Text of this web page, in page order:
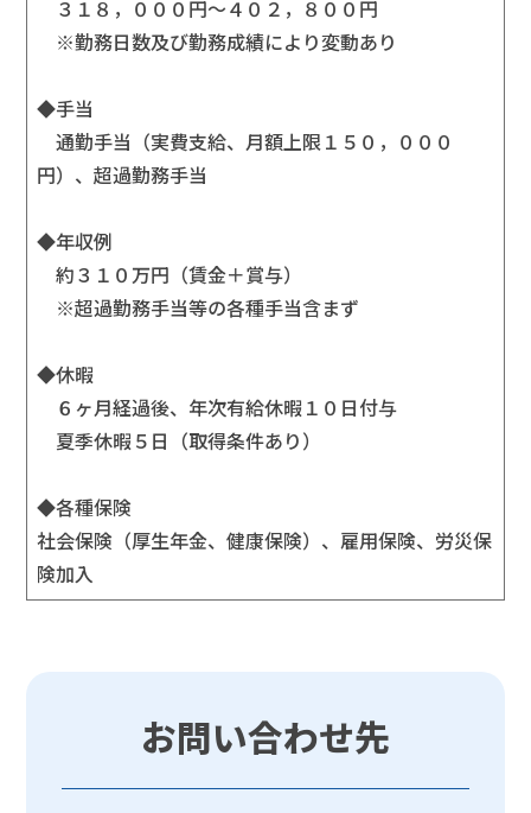
３１８，０００円～４０２，８００円
※勤務日数及び勤務成績により変動あり
◆手当
通勤手当（実費支給、月額上限１５０，０００
円）、超過勤務手当
◆年収例
約３１０万円（賃金＋賞与）
※超過勤務手当等の各種手当含まず
◆休暇
６ヶ月経過後、年次有給休暇１０日付与
夏季休暇５日（取得条件あり）
◆各種保険
社会保険（厚生年金、健康保険）、雇用保険、労災保
険加入
お問い合わせ先